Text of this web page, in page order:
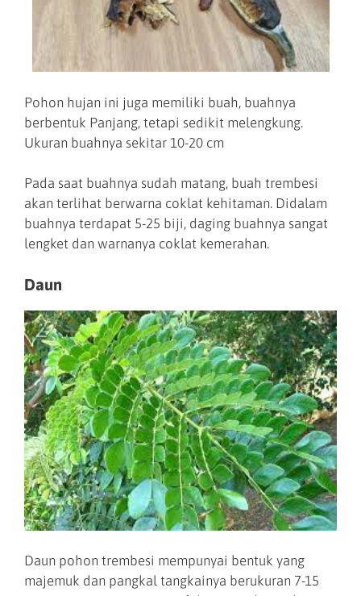
Pohon hujan ini juga memiliki buah, buahnya
berbentuk Panjang, tetapi sedikit melengkung.
Ukuran buahnya sekitar 10-20 cm
Pada saat buahnya sudah matang, buah trembesi
akan terlihat berwarna coklat kehitaman. Didalam
buahnya terdapat 5-25 biji, daging buahnya sangat
lengket dan warnanya coklat kemerahan.
Daun
Daun pohon trembesi mempunyai bentuk yang
majemuk dan pangkal tangkainya berukuran 7-15